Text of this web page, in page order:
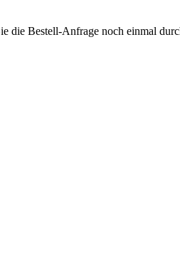
die Bestell-Anfrage noch einmal